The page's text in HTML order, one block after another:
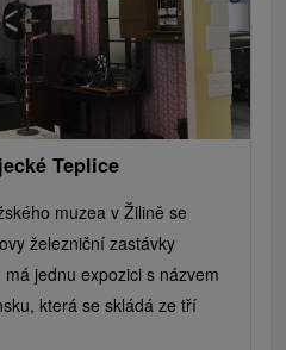
stavby
Lyžiarske strediská
Amfiteátre a kiná v prírode
Teplice
muzea v Žilině se
železniční zastávky
jednu expozici s názvem
která se skládá ze tří